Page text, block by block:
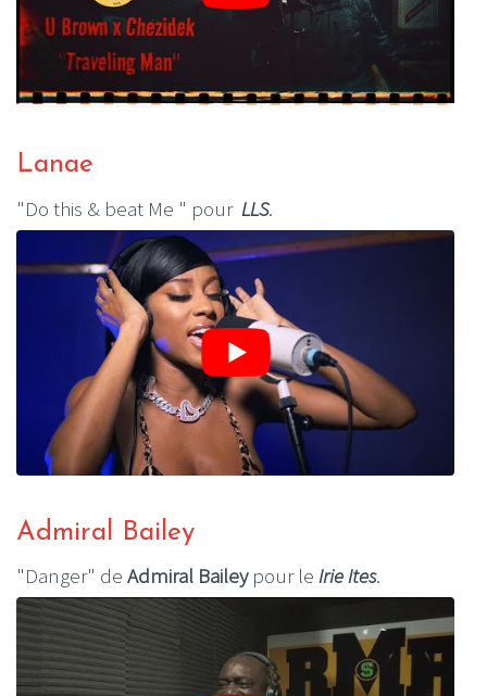
Lanae
"Do this & beat Me " pour LLS.
Admiral Bailey
"Danger" de Admiral Baileypour le Irie Ites.